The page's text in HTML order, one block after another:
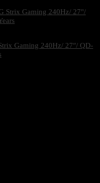
Gaming 240Hz/ 27″/ QD-